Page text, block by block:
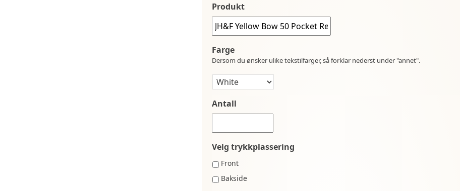
Produkt
Farge
Dersom du ønsker ulike tekstilfarger, så forklar nederst under "annet".
Antall
Velg trykkplassering
Front
Bakside